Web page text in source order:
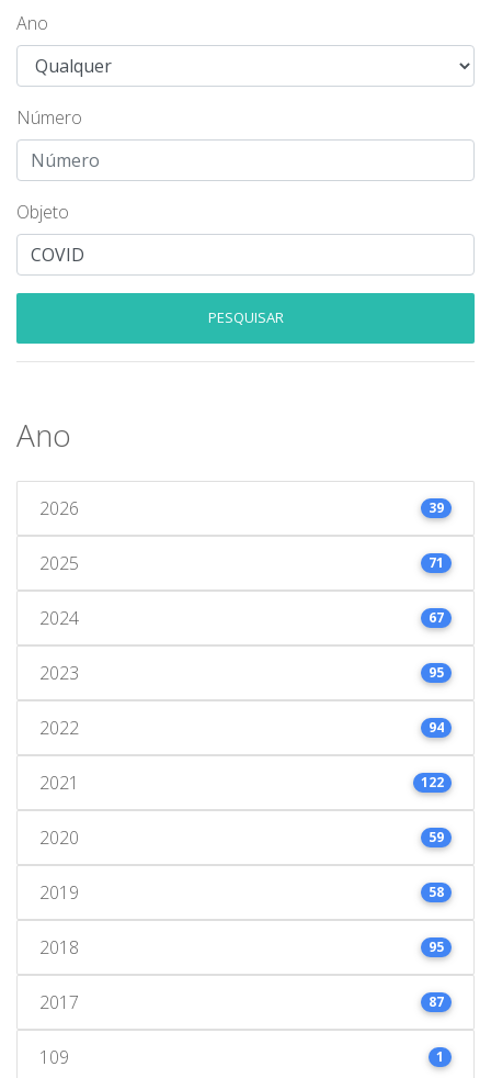
Ano
Número
Objeto
PESQUISAR
Ano
2026 39
2025 71
2024 67
2023 95
2022 94
2021 122
2020 59
2019 58
2018 95
2017 87
109 1